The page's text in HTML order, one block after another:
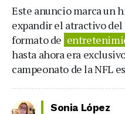
Este anuncio marca un
expandir el atractivo
formato de
hasta ahora era
campeonato de la NFL
Sonia López